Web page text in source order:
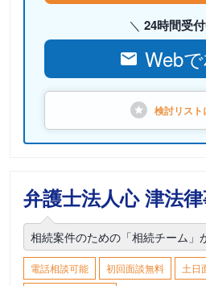
24時間受
Web
検討リスト
弁護士法人心 津法
相続案件のための「相続チーム」
電話相談可能 初回面談無料
土日